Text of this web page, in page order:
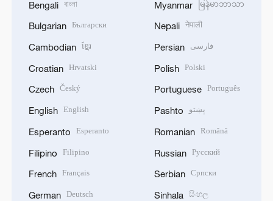
Bengali বাংলা
Bulgarian Български
Cambodian ខ្មែរ
Croatian Hrvatski
Czech Český
English English
Esperanto Esperanto
Filipino Filipino
French Français
German Deutsch
Myanmar မြန်မာဘာသာ
Nepali नेपाली
Persian فارسی
Polish Polski
Portuguese Português
Pashto پښتو
Romanian Română
Russian Русский
Serbian Српски
Sinhala සිංහල